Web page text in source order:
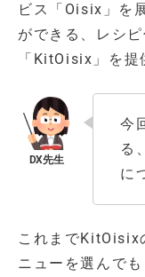
ビス「Oisix」を
ができる、レシ
「KitOisix」を提
今
る
に
これまでKitOisix
ニューを選んで